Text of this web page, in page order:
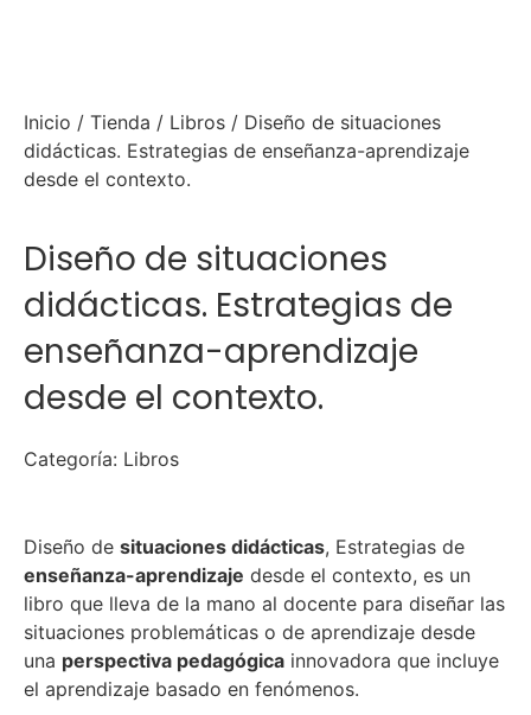
Inicio / Tienda / Libros / Diseño de situaciones
didácticas. Estrategias de enseñanza-aprendizaje
desde el contexto.
Diseño de situaciones
didácticas. Estrategias de
enseñanza-aprendizaje
desde el contexto.
Categoría: Libros
Diseño de situaciones didácticas, Estrategias de
enseñanza-aprendizaje desde el contexto, es un
libro que lleva de la mano al docente para diseñar las
situaciones problemáticas o de aprendizaje desde
una perspectiva pedagógica innovadora que incluye
el aprendizaje basado en fenómenos.